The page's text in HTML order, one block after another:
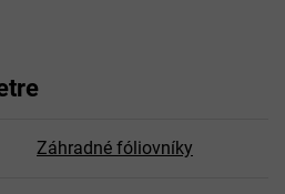
Záhradné fóliovníky